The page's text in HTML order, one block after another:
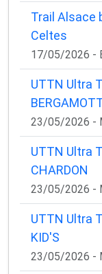
Trail Alsace
Celtes
17/05/2026 -
UTTN Ultra
23/05/2026 -
UTTN Ultra
CHARDON
23/05/2026 -
UTTN Ultra
KID'S
23/05/2026 -